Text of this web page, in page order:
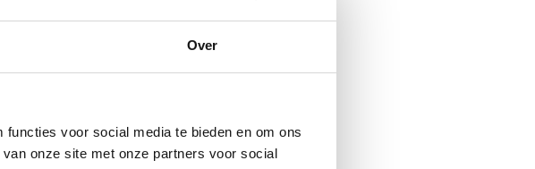
Over
voor social media te bieden en om ons
onze site met onze partners voor social